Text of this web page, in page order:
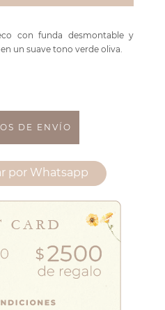
con funda desmontable y
un suave tono verde oliva.
DE ENVÍO
por Whatsapp